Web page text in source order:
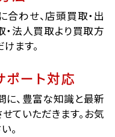
合わせ、店頭買取・出
・法人買取より買取方
ます。
ポート対応
に、豊富な知識と最新
ていただきます。お気
。